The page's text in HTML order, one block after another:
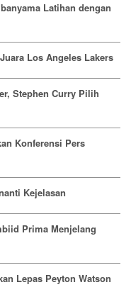
Latihan dengan
Los Angeles Lakers
Stephen Curry Pilih
Konferensi Pers
Kejelasan
Prima Menjelang
Lepas Peyton Watson